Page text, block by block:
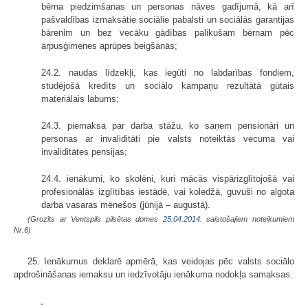
bērna piedzimšanas un personas nāves gadījumā, kā arī
pašvaldības izmaksātie sociālie pabalsti un sociālās garantijas
bārenim un bez vecāku gādības palikušam bērnam pēc
ārpusģimenes aprūpes beigšanās;
24.2. naudas līdzekļi, kas iegūti no labdarības fondiem,
studējošā kredīts un sociālo kampaņu rezultātā gūtais
materiālais labums;
24.3. piemaksa par darba stāžu, ko saņem pensionāri un
personas ar invaliditāti pie valsts noteiktās vecuma vai
invaliditātes pensijas;
24.4. ienākumi, ko skolēni, kuri mācās vispārizglītojošā vai
profesionālās izglītības iestādē, vai koledžā, guvuši no algota
darba vasaras mēnešos (jūnijā – augustā).
(Grozīts ar Ventspils pilsētas domes 25.04.2014.
saistošajiem noteikumiem
Nr.6)
25. Ienākumus deklarē apmērā, kas veidojas pēc valsts sociālo
apdrošināšanas iemaksu un iedzīvotāju ienākuma nodokļa samaksas.